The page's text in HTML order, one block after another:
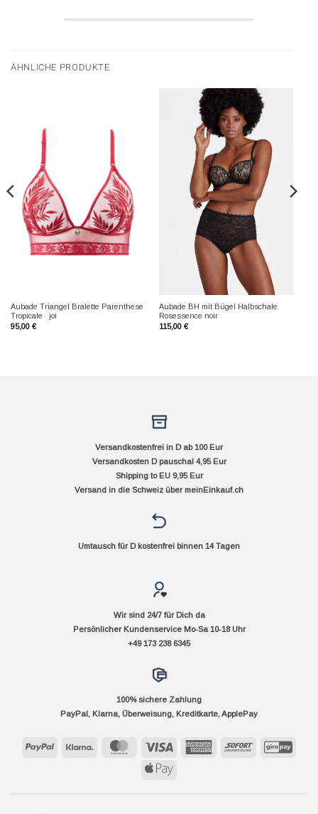
ÄHNLICHE PRODUKTE
Aubade Triangel Bralette Parenthese
Tropicale joi
95,00 €
Aubade BH mit Bügel Halbschale
Rosessence noir
115,00 €
Versandkostenfrei in D ab 100 Eur
Versandkosten D pauschal 4,95 Eur
Shipping to EU 9,95 Eur
Versand in die Schweiz über meinEinkauf.ch
Umtausch für D kostenfrei binnen 14 Tagen
Wir sind 24/7 für Dich da
Persönlicher Kundenservice Mo-Sa 10-18 Uhr
+49 173 238 6345
100% sichere Zahlung
PayPal, Klarna, Überweisung, Kreditkarte, ApplePay
PayPal Klarna MasterCard Visa
AmericanSofort
Apple